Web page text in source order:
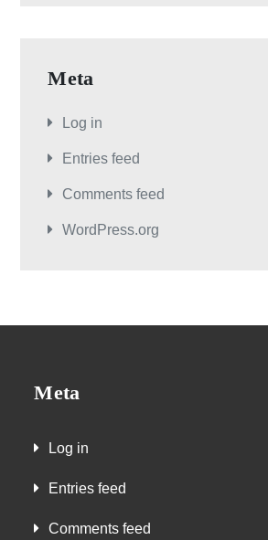
Meta
Log in
Entries feed
Comments feed
WordPress.org
Meta
Log in
Entries feed
Comments feed